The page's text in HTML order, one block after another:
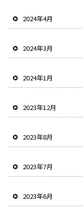
2024年4月
2024年3月
2024年1月
2023年12月
2023年8月
2023年7月
2023年6月